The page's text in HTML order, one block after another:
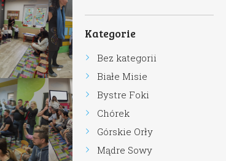
Kategorie
Bez kategorii
Białe Misie
Bystre Foki
Chórek
Górskie Orły
Mądre Sowy